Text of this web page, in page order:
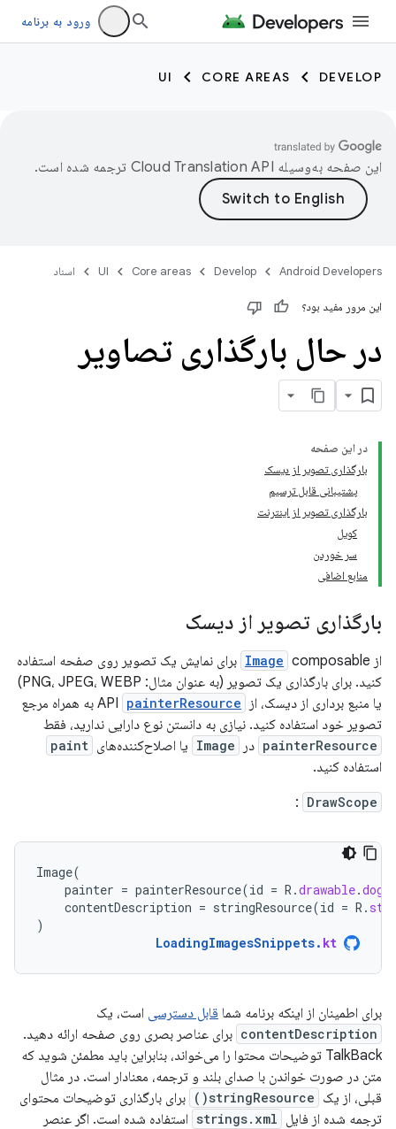
ورود به برنامه
DEVELOP
CORE AREAS
UI
این صفحه به‌وسیله ترجمه شده است.
Android Developers
Develop
Core areas
UI اسناد
این مرور مفید بود؟
در حال بارگذاری تصاویر
در این صفحه
بارگذاری تصویر از دیسک
پشتیبانی قابل ترسیم
بارگذاری تصویر از اینترنت
کویل
سر خوردن
منابع اضافی
بارگذاری تصویر از دیسک
از Image composable برای نمایش یک تصویر روی صفحه استفاده
کنید. برای بارگذاری یک تصویر (به عنوان مثال: PNG، JPEG، WEBP)
یا منبع برداری از دیسک، از API
painterResource
به همراه مرجع
تصویر خود استفاده کنید. نیازی به دانستن نوع دارایی ندارید، فقط
painterResource در Image یا اصلاح‌کننده‌های paint
استفاده کنید.
DrawScope
:
Image(
painter = painterResource(id = R .drawable.dog
contentDescription = stringResource(id = R .
)
LoadingImagesSnippets. kt
برای اطمینان از اینکه برنامه شما قابل دسترسی است، یک
contentDescription برای عناصر بصری روی صفحه ارائه دهید.
TalkBack توضیحات محتوا را می‌خواند، بنابراین باید مطمئن شوید که
متن در صورت خواندن با صدای بلند و ترجمه، معنادار است. در مثال
قبلی، از یک stringResource()
برای بارگذاری توضیحات محتوای
ترجمه شده از فایل strings.xml استفاده شده است. اگر عنصر